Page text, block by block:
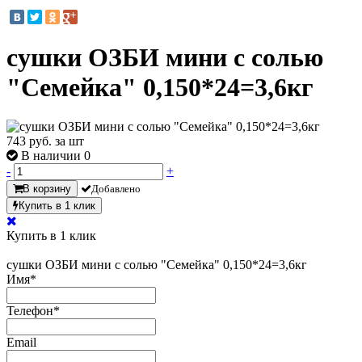
сушки ОЗБИ мини с солью
"Семейка" 0,150*24=3,6кг
743 руб. за шт
В наличии 0
-
+
В корзину
Добавлено
Купить в 1 клик
Купить в 1 клик
сушки ОЗБИ мини с солью "Семейка" 0,150*24=3,6кг
Имя*
Телефон*
Email